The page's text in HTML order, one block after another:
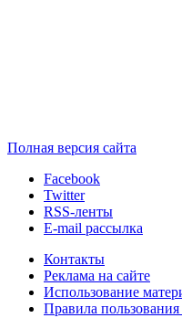
Полная версия сайта
Facebook
Twitter
RSS-ленты
E-mail рассылка
Контакты
Реклама на сайте
Использование
Правила